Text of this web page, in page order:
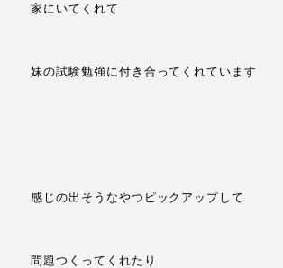
家にいてくれて
妹の試験勉強に付き合ってくれています
感じの出そうなやつピックアップして
問題つくってくれたり